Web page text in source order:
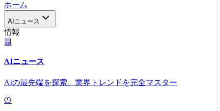
ホーム
AIニュース
情報
AIニュース
AIの最先端を探索、業界トレンドを完全マスター